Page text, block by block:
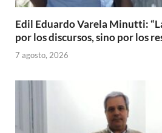
Edil Eduardo Varela Minutti:
por los discursos, sino por los
7 agosto, 2026